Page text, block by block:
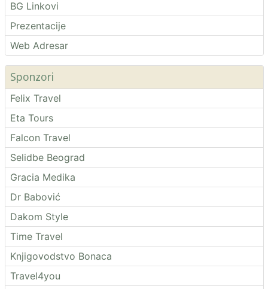
BG Linkovi
Prezentacije
Web Adresar
Sponzori
Felix Travel
Eta Tours
Falcon Travel
Selidbe Beograd
Gracia Medika
Dr Babović
Dakom Style
Time Travel
Knjigovodstvo Bonaca
Travel4you